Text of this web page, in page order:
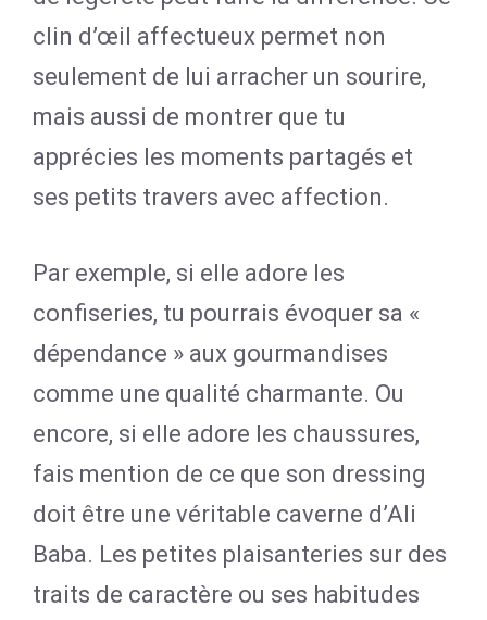
clin d’œil affectueux permet non
seulement de lui arracher un sourire,
mais aussi de montrer que tu
apprécies les moments partagés et
ses petits travers avec affection.
Par exemple, si elle adore les
confiseries, tu pourrais évoquer sa «
dépendance » aux gourmandises
comme une qualité charmante. Ou
encore, si elle adore les chaussures,
fais mention de ce que son dressing
doit être une véritable caverne d’Ali
Baba. Les petites plaisanteries sur des
traits de caractère ou ses habitudes